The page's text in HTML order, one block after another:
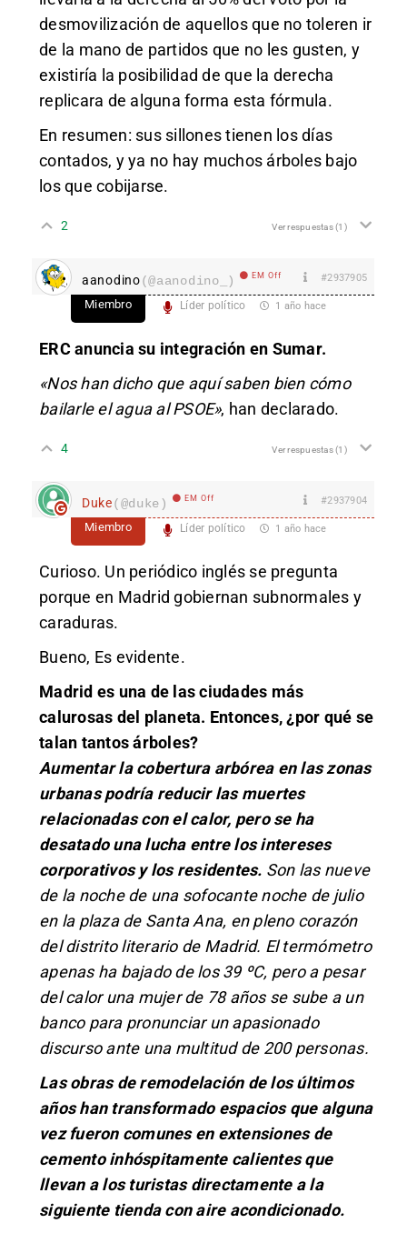
desmovilización de aquellos que no toleren ir
de la mano de partidos que no les gusten, y
existiría la posibilidad de que la derecha
replicara de alguna forma esta fórmula.
En resumen: sus sillones tienen los días
contados, y ya no hay muchos árboles bajo
los que cobijarse.
2 Ver respuestas(1)
aanodino(@aanodino_) EM Off #2937905
Miembro Líder político 1 año hace
ERC anuncia su integración en Sumar.
«Nos han dicho que aquí saben bien cómo
bailarle el agua al PSOE», han declarado.
4 Ver respuestas(1)
Duke(@duke) EM Off #2937904
Miembro Líder político 1 año hace
Curioso. Un periódico inglés se pregunta
porque en Madrid gobiernan subnormales y
caraduras.
Bueno, Es evidente.
Madrid es una de las ciudades más
calurosas del planeta. Entonces, ¿por qué se
talan tantos árboles?
Aumentar la cobertura arbórea en las zonas
urbanas podría reducir las muertes
relacionadas con el calor, pero se ha
desatado una lucha entre los intereses
corporativos y los residentes. Son las nueve
de la noche de una sofocante noche de julio
en la plaza de Santa Ana, en pleno corazón
del distrito literario de Madrid. El termómetro
apenas ha bajado de los 39 ºC, pero a pesar
del calor una mujer de 78 años se sube a un
banco para pronunciar un apasionado
discurso ante una multitud de 200 personas.
Las obras de remodelación de los últimos
años han transformado espacios que alguna
vez fueron comunes en extensiones de
cemento inhóspitamente calientes que
llevan a los turistas directamente a la
siguiente tienda con aire acondicionado.